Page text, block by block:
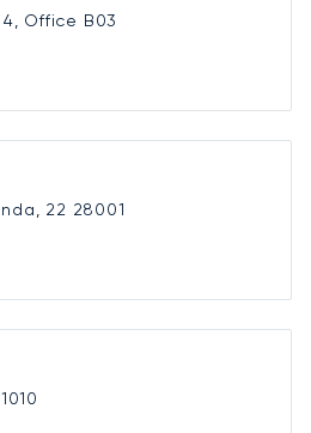
Office B03
22 28001